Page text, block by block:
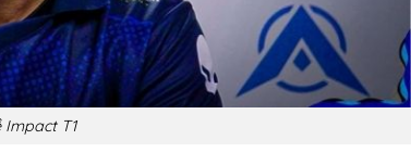
Impact T1